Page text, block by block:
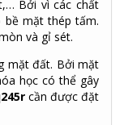
Bởi vì các chất
bề mặt thép tấm.
và gỉ sét.
mặt đất. Bởi mặt
học có thể gây
cần được đặt